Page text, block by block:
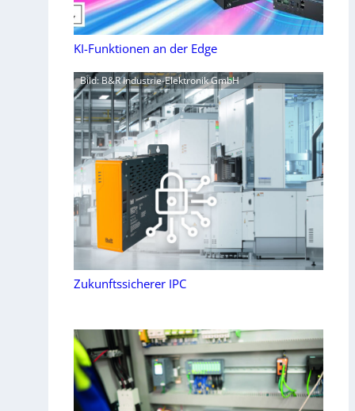
KI-Funktionen an der Edge
Bild: B&R Industrie-Elektronik GmbH
Zukunftssicherer IPC